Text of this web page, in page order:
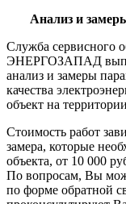
Анализ и
Служба сервисного
ЭНЕРГОЗАПАД
анализ и замеры
качества
объект на
Стоимость работ
замера, которые
объекта, от 10 000
По вопросам, Вы
по форме обратной